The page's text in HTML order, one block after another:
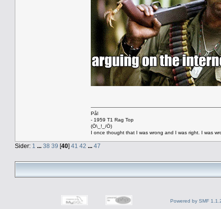
Pål
- 1959 T1 Rag Top
(Ö\_!_/Ö)
I once thought that I was wrong and I was right. I was
Sider: 1 ... 38 39 [40] 41 42 ... 47
Powered by SMF